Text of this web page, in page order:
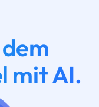
mit AI.